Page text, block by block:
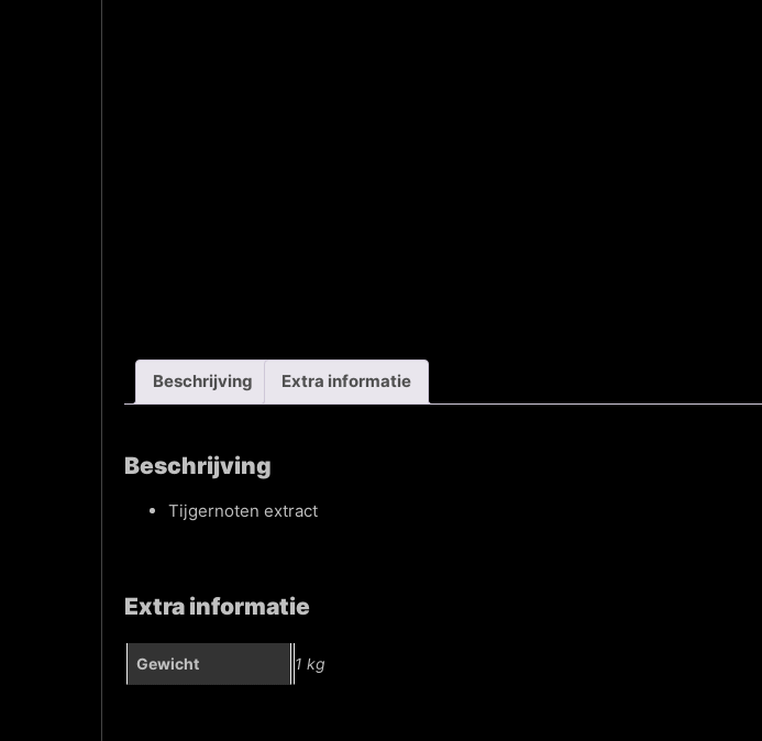
Beschrijving Extra informatie
Beschrijving
Tijgernoten extract
Extra informatie
Gewicht 1 kg